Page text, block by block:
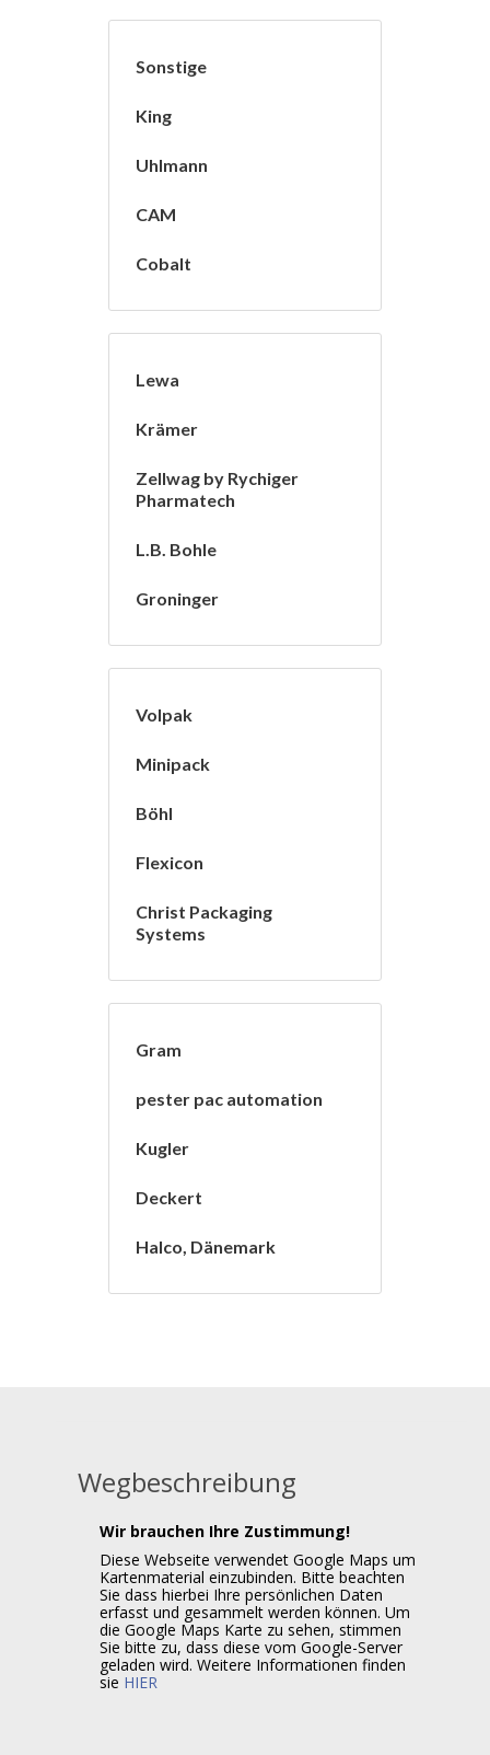
Sonstige
King
Uhlmann
CAM
Cobalt
Lewa
Krämer
Zellwag by Rychiger
Pharmatech
L.B. Bohle
Groninger
Volpak
Minipack
Böhl
Flexicon
Christ Packaging
Systems
Gram
pester pac automation
Kugler
Deckert
Halco, Dänemark
Wegbeschreibung
Wir brauchen Ihre Zustimmung!
Diese Webseite verwendet Google Maps um
Kartenmaterial einzubinden. Bitte beachten
Sie dass hierbei Ihre persönlichen Daten
erfasst und gesammelt werden können. Um
die Google Maps Karte zu sehen, stimmen
Sie bitte zu, dass diese vom Google-Server
geladen wird. Weitere Informationen finden
sie HIER